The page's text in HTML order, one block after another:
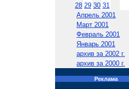
28 29 30 31
Апрель 2001
Март 2001
Февраль 2001
Январь 2001
архив за 2002 г.
архив за 2000 г.
Реклама